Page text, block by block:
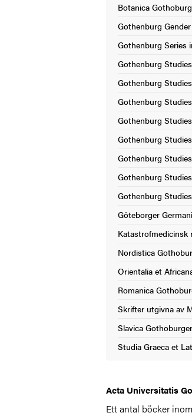
Botanica
Gothenburg
Gothenburg Series
Gothenburg
Gothenburg
Gothenburg
Gothenburg
Gothenburg
Gothenburg
Gothenburg
Gothenburg
Göteborger
Katastrofmedicinsk
Nordistica
Orientalia et
Romanica
Skrifter utgivna av
Slavica
Studia Graeca et
Acta Universitatis
Ett antal böcker